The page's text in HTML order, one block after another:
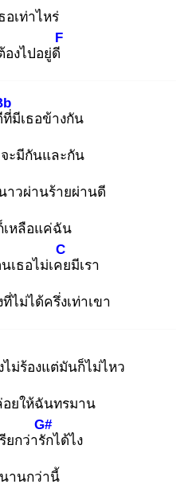
อเท่าไหร่
องไปอยู่ดี
F
ที่มีเธอข้างกัน
ะมีกันและกัน
าวผ่านร้ายผ่านดี
เหลือแค่ฉัน
เธอไม่เคย
C
มีเรา
ไม่ได้ครึ่งเท่าเขา
ม่ร้องแต่มันก็ไม่ไหว
อยให้ฉันทรมาน
ยกว่ารัก
G#
ได้ไง
านกว่านี้